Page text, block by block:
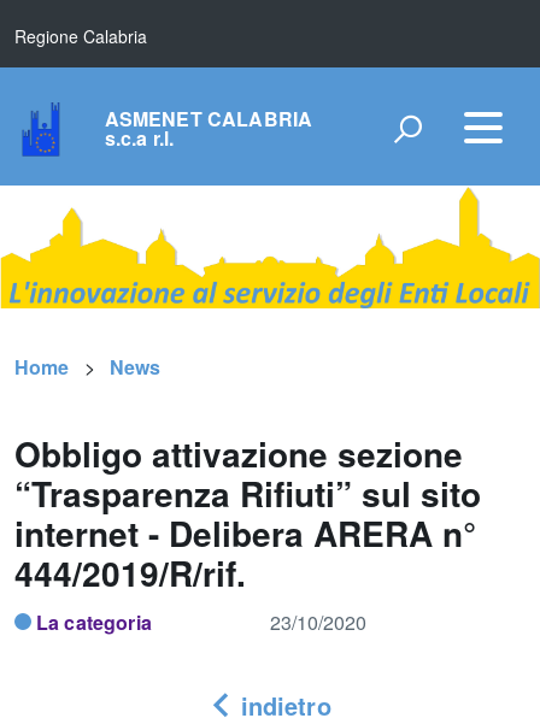
Regione Calabria
ASMENET CALABRIA
s.c.a r.l.
Home News
Obbligo attivazione sezione
“Trasparenza Rifiuti” sul sito
internet - Delibera ARERA n°
444/2019/R/rif.
La categoria 23/10/2020
indietro